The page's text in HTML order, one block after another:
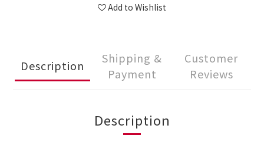
Add to Wishlist
Description
Shipping &
Payment
Customer
Reviews
Description